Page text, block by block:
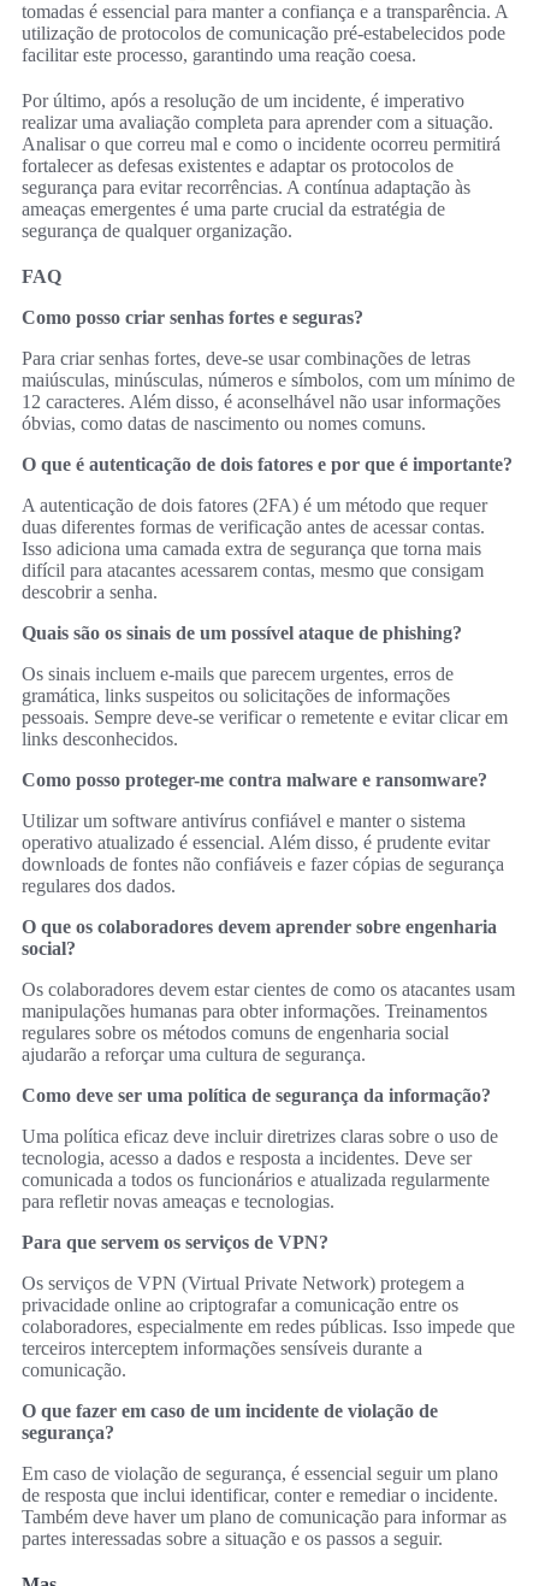
tomadas é essencial para manter a confiança e a transparência. A
utilização de protocolos de comunicação pré-estabelecidos pode
facilitar este processo, garantindo uma reação coesa.
Por último, após a resolução de um incidente, é imperativo
realizar uma avaliação completa para aprender com a situação.
Analisar o que correu mal e como o incidente ocorreu permitirá
fortalecer as defesas existentes e adaptar os protocolos de
segurança para evitar recorrências. A contínua adaptação às
ameaças emergentes é uma parte crucial da estratégia de
segurança de qualquer organização.
FAQ
Como posso criar senhas fortes e seguras?
Para criar senhas fortes, deve-se usar combinações de letras
maiúsculas, minúsculas, números e símbolos, com um mínimo de
12 caracteres. Além disso, é aconselhável não usar informações
óbvias, como datas de nascimento ou nomes comuns.
O que é autenticação de dois fatores e por que é importante?
A autenticação de dois fatores (2FA) é um método que requer
duas diferentes formas de verificação antes de acessar contas.
Isso adiciona uma camada extra de segurança que torna mais
difícil para atacantes acessarem contas, mesmo que consigam
descobrir a senha.
Quais são os sinais de um possível ataque de phishing?
Os sinais incluem e-mails que parecem urgentes, erros de
gramática, links suspeitos ou solicitações de informações
pessoais. Sempre deve-se verificar o remetente e evitar clicar em
links desconhecidos.
Como posso proteger-me contra malware e ransomware?
Utilizar um software antivírus confiável e manter o sistema
operativo atualizado é essencial. Além disso, é prudente evitar
downloads de fontes não confiáveis e fazer cópias de segurança
regulares dos dados.
O que os colaboradores devem aprender sobre engenharia
social?
Os colaboradores devem estar cientes de como os atacantes usam
manipulações humanas para obter informações. Treinamentos
regulares sobre os métodos comuns de engenharia social
ajudarão a reforçar uma cultura de segurança.
Como deve ser uma política de segurança da informação?
Uma política eficaz deve incluir diretrizes claras sobre o uso de
tecnologia, acesso a dados e resposta a incidentes. Deve ser
comunicada a todos os funcionários e atualizada regularmente
para refletir novas ameaças e tecnologias.
Para que servem os serviços de VPN?
Os serviços de VPN (Virtual Private Network) protegem a
privacidade online ao criptografar a comunicação entre os
colaboradores, especialmente em redes públicas. Isso impede que
terceiros interceptem informações sensíveis durante a
comunicação.
O que fazer em caso de um incidente de violação de
segurança?
Em caso de violação de segurança, é essencial seguir um plano
de resposta que inclui identificar, conter e remediar o incidente.
Também deve haver um plano de comunicação para informar as
partes interessadas sobre a situação e os passos a seguir.